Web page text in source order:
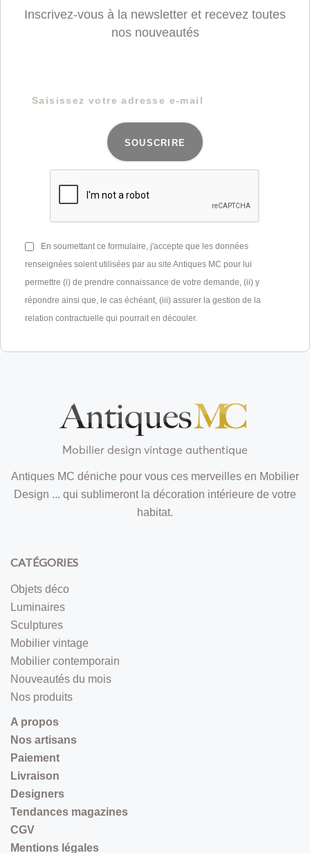
Inscrivez-vous à la newsletter et recevez toutes
nos nouveautés
SOUSCRIRE
En soumettant ce formulaire, j'accepte que les données
renseignées soient utilisées par au site Antiques MC pour lui
permettre (i) de prendre connaissance de votre demande, (ii) y
répondre ainsi que, le cas échéant, (iii) assurer la gestion de la
relation contractuelle qui pourrait en découler.
Mobilier design vintage authentique
Antiques MC déniche pour vous ces merveilles en Mobilier
Design ... qui sublimeront la décoration intérieure de votre
habitat.
CATÉGORIES
Objets déco
Luminaires
Sculptures
Mobilier vintage
Mobilier contemporain
Nouveautés du mois
Nos produits
A propos
Nos artisans
Paiement
Livraison
Designers
Tendances magazines
CGV
Mentions légales